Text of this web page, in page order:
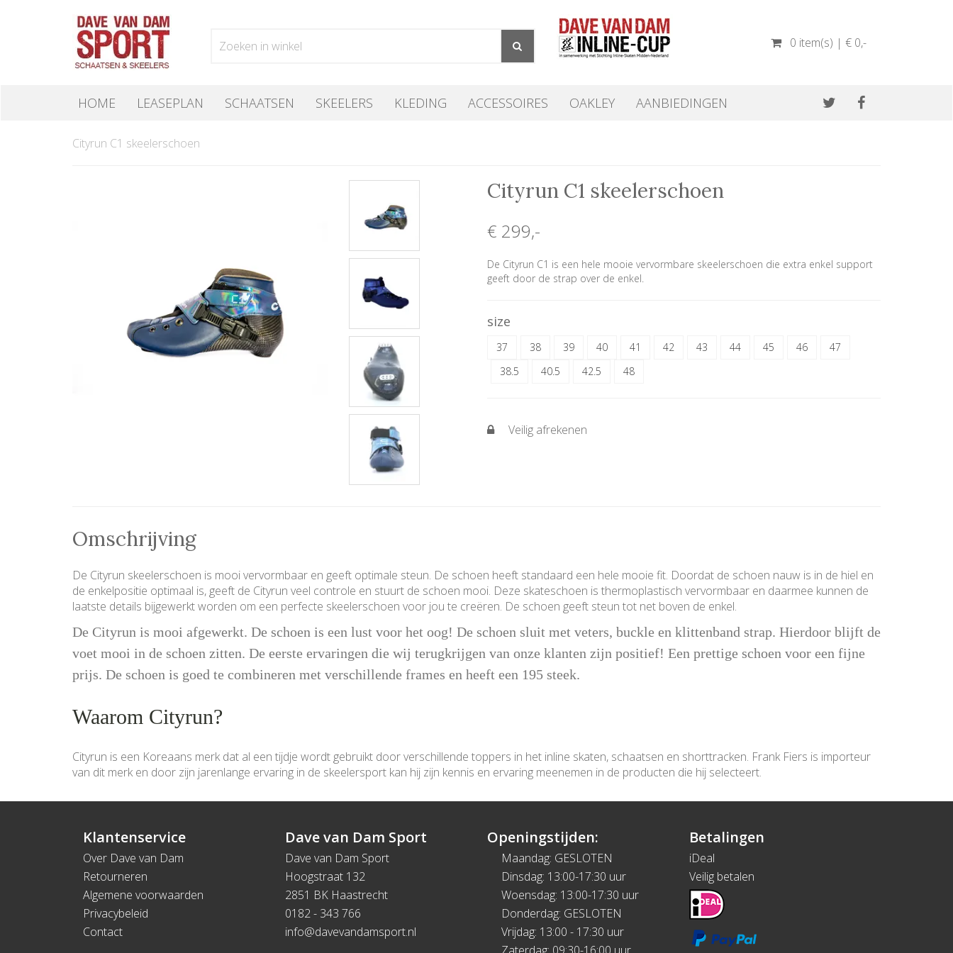
0 item(s) | € 0,-
HOME LEASEPLAN SCHAATSEN SKEELERS KLEDING ACCESSOIRES OAKLEY AANBIEDINGEN
Cityrun C1 skeelerschoen
Cityrun C1 skeelerschoen
€ 299,-
De Cityrun C1 is een hele mooie vervormbare skeelerschoen die extra enkel support
geeft door de strap over de enkel.
size
37 38 39 40 41 42 43 44 45 46
47
38.5
40.5 42.5 48
Veilig afrekenen
Omschrijving
De Cityrun skeelerschoen is mooi vervormbaar en geeft optimale steun. De schoen heeft standaard een hele mooie fit. Doordat de schoen nauw is in de hiel en
de enkelpositie optimaal is, geeft de Cityrun veel controle en stuurt de schoen mooi. Deze skateschoen is thermoplastisch vervormbaar en daarmee kunnen de
laatste details bijgewerkt worden om een perfecte skeelerschoen voor jou te creëren. De schoen geeft steun tot net boven de enkel.
De Cityrun is mooi afgewerkt. De schoen is een lust voor het oog! De schoen sluit met veters, buckle en klittenband strap. Hierdoor blijft de
voet mooi in de schoen zitten. De eerste ervaringen die wij terugkrijgen van onze klanten zijn positief! Een prettige schoen voor een fijne
prijs. De schoen is goed te combineren met verschillende frames en heeft een 195 steek.
Waarom Cityrun?
Cityrun is een Koreaans merk dat al een tijdje wordt gebruikt door verschillende toppers in het inline skaten, schaatsen en shorttracken. Frank Fiers is importeur
van dit merk en door zijn jarenlange ervaring in de skeelersport kan hij zijn kennis en ervaring meenemen in de producten die hij selecteert.
Klantenservice
Over Dave van Dam
Retourneren
Algemene voorwaarden
Privacybeleid
Contact
Dave van Dam Sport
Dave van Dam Sport
Hoogstraat 132
2851 BK Haastrecht
0182 - 343 766
info@davevandamsport.nl
Openingstijden:
Maandag: GESLOTEN
Dinsdag: 13:00-17:30 uur
Woensdag: 13:00-17:30 uur
Donderdag: GESLOTEN
Vrijdag: 13:00 - 17:30 uur
Betalingen
iDeal
Veilig betalen